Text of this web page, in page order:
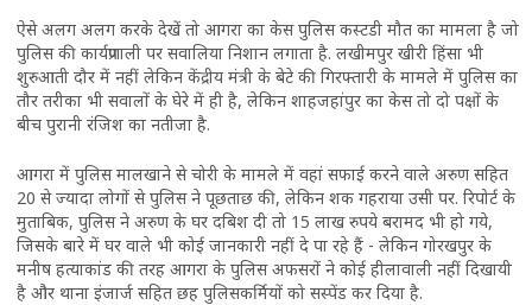
ऐसे अलग अलग करके देखें तो आगरा का केस पुलिस कस्टडी मौत का मामला है जो
पुलिस की कार्यप्रणाली पर सवालिया निशान लगाता है. लखीमपुर खीरी हिंसा भी
शुरुआती दौर में नहीं लेकिन केंद्रीय मंत्री के बेटे की गिरफ्तारी के मामले में पुलिस का
तौर तरीका भी सवालों के घेरे में ही है, लेकिन शाहजहांपुर का केस तो दो पक्षों के
बीच पुरानी रंजिश का नतीजा है.
आगरा में पुलिस मालखाने से चोरी के मामले में वहां सफाई करने वाले अरुण सहित
20 से ज्यादा लोगों से पुलिस ने पूछताछ की, लेकिन शक गहराया उसी पर. रिपोर्ट के
मुताबिक, पुलिस ने अरुण के घर दबिश दी तो 15 लाख रुपये बरामद भी हो गये,
जिसके बारे में घर वाले भी कोई जानकारी नहीं दे पा रहे हैं - लेकिन गोरखपुर के
मनीष हत्याकांड की तरह आगरा के पुलिस अफसरों ने कोई हीलावाली नहीं दिखायी
है और थाना इंजार्ज सहित छह पुलिसकर्मियों को सस्पेंड कर दिया है.